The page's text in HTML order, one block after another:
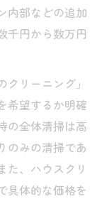
内部などの追加
千円から数万円
リーニング」
希望するか明確
の全体清掃は高
のみの清掃であ
た、ハウスクリ
具体的な価格を